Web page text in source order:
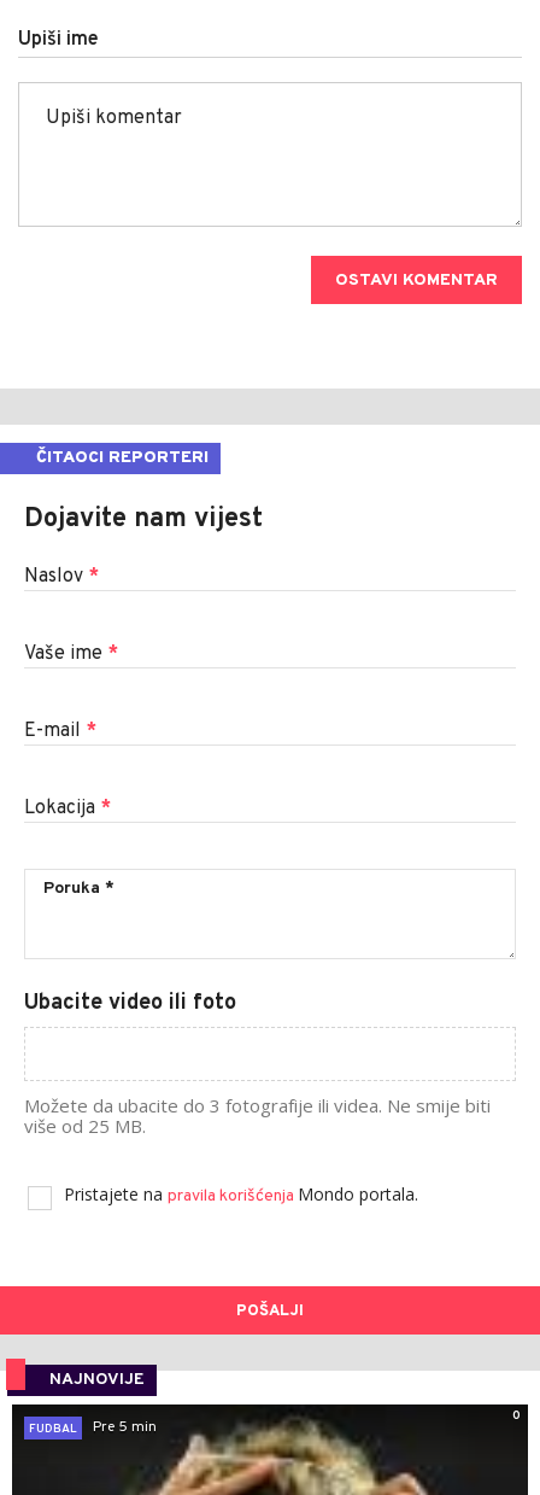
Upiši ime
OSTAVI KOMENTAR
ČITAOCI REPORTERI
Dojavite nam vijest
Naslov *
Vaše ime *
E-mail *
Lokacija *
Ubacite video ili foto
Možete da ubacite do 3 fotografije ili videa. Ne smije biti
više od 25 MB.
Pristajete na pravila korišćenja Mondo portala.
POŠALJI
NAJNOVIJE
0
FUDBAL
Pre 5 min